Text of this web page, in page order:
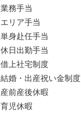
業務手当
エリア手当
単身赴任手当
休日出勤手当
借上社宅制度
結婚・出産祝い金制度
産前産後休暇
育児休暇